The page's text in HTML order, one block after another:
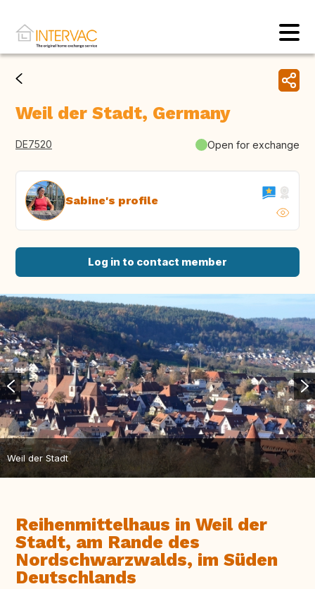
Weil der Stadt, Germany
DE7520 Open for exchange
Sabine's profile
Log in to contact member
Weil der Stadt
Reihenmittelhaus in Weil der
Stadt, am Rande des
Nordschwarzwalds, im Süden
Deutschlands